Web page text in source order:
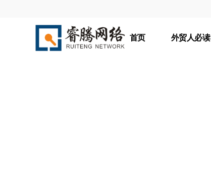
首页 外贸人必读